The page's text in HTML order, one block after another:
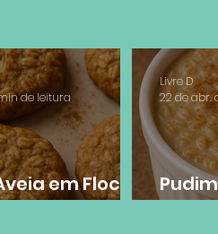
em Flocos
de leitura
Livre D
22 de abr.